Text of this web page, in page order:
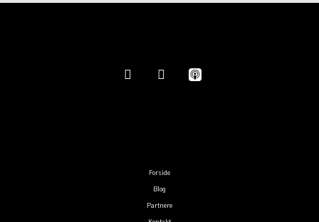
Forside
Blog
Partnere